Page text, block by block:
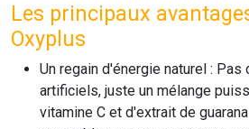
Les principaux
Oxyplus
Un regain d'énergie naturel : Pas
artificiels, juste un mélange
vitamine C et d'extrait de guarana